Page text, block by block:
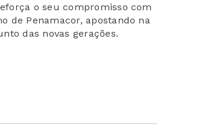
o seu compromisso com
de Penamacor, apostando na
das novas gerações.